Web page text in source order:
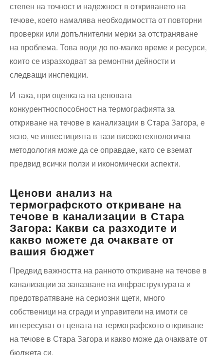
степен на точност и надежност в откриването на
течове, което намалява необходимостта от повторни
проверки или допълнителни мерки за отстраняване
на проблема. Това води до по-малко време и ресурси,
които се изразходват за ремонтни дейности и
следващи инспекции.
И така, при оценката на ценовата
конкурентноспособност на термографията за
откриване на течове в канализации в Стара Загора, е
ясно, че инвестицията в тази високотехнологична
методология може да се оправдае, като се вземат
предвид всички ползи и икономически аспекти.
Ценови анализ на
термографското откриване на
течове в канализации в Стара
Загора: Какви са разходите и
какво можете да очаквате от
вашия бюджет
Предвид важността на ранното откриване на течове в
канализации за запазване на инфраструктурата и
предотвратяване на сериозни щети, много
собственици на сгради и управители на имоти се
интересуват от цената на термографското откриване
на течове в Стара Загора и какво може да очаквате от
бюджета си.